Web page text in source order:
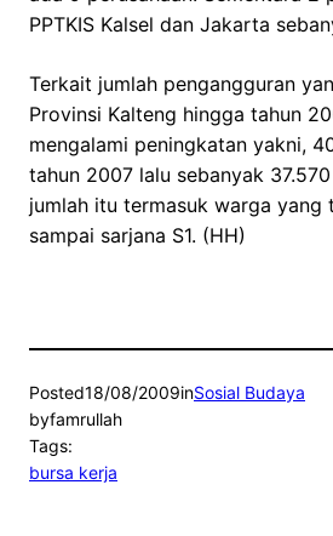
PPTKIS Kalsel dan Jakarta
Terkait jumlah pengangguran
Provinsi Kalteng hingga tahun
mengalami peningkatan yakni,
tahun 2007 lalu sebanyak
jumlah itu termasuk warga yang
sampai sarjana S1. (HH)
Posted18/08/2009inSosial Budaya
byfamrullah
Tags:
bursa kerja